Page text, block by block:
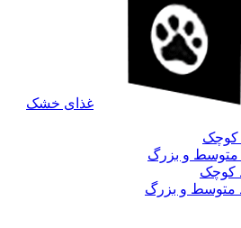
غذای خشک
کوچک
متوسط و بزرگ
کوچک
متوسط و بزرگ